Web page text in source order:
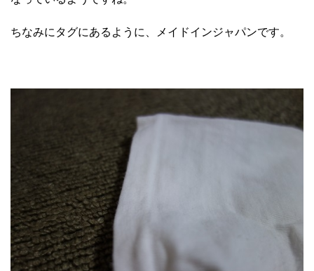
ちなみにタグにあるように、メイドインジャパンです。